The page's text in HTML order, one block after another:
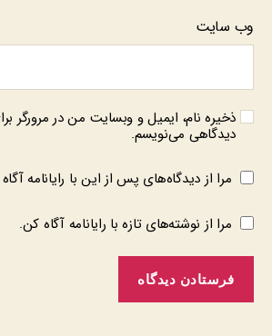
وب‌ سایت
ذخیره نام، ایمیل و وبسایت من در مرورگر
دیدگاهی می‌نویسم.
مرا از دیدگاه‌های پس از این با رایانامه
مرا از نوشته‌های تازه با رایانامه آگاه کن.